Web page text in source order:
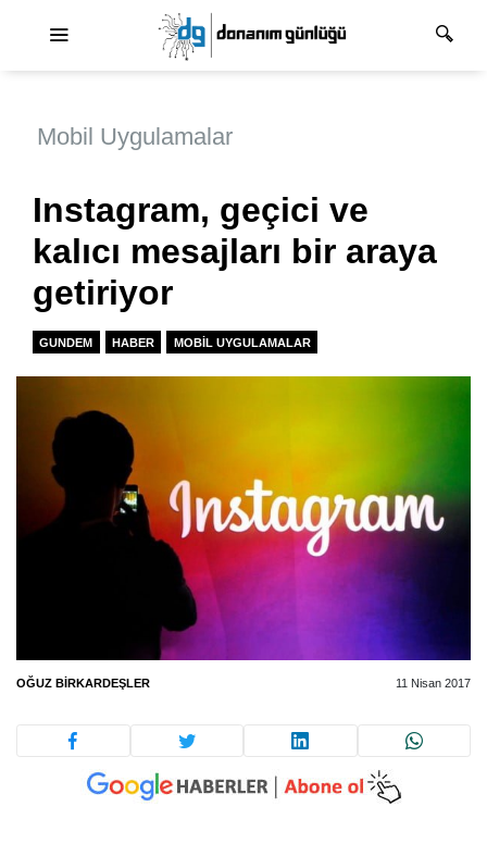
Mobil Uygulamalar
Instagram, geçici ve
kalıcı mesajları bir araya
getiriyor
GUNDEM HABER MOBIL UYGULAMALAR
OĞUZ BIRKARDEŞLER 11 Nisan 2017